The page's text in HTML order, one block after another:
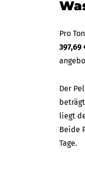
Pro
397,69
Der
liegt
Beide
Tage.